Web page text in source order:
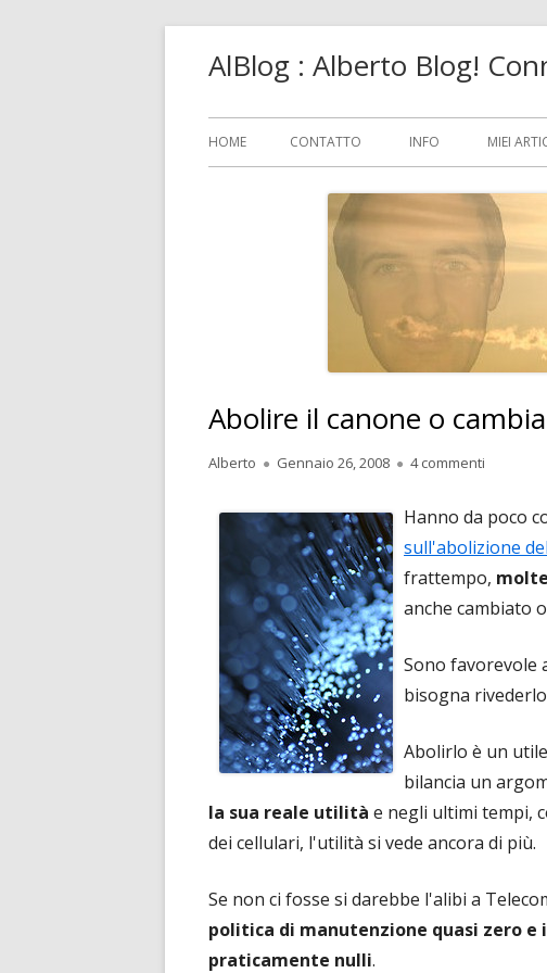
AlBlog : Alberto Blog!
Menu
principale
HOME CONTATTO INFO MIEI
Abolire il canone o
Autore
Alberto Pubblicato
Gennaio 26, 2008 4 commenti
Hanno da poco
sull'abolizione
frattempo,
anche cambiato
Sono favorevole
bisogna
Abolirlo è un
bilancia un
la sua reale utilità e negli ultimi tempi,
dei cellulari, l'utilità si vede ancora di più.
Se non ci fosse si darebbe l'alibi a
politica di manutenzione quasi zero
praticamente nulli.